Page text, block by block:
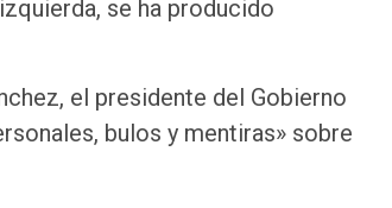
se ha producido
el presidente del Gobierno
bulos y mentiras» sobre